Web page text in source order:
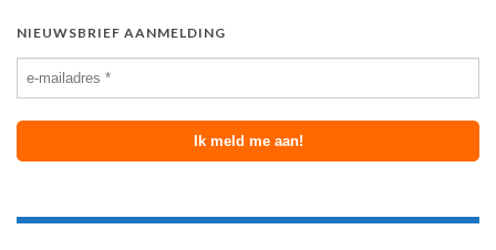
NIEUWSBRIEF AANMELDING